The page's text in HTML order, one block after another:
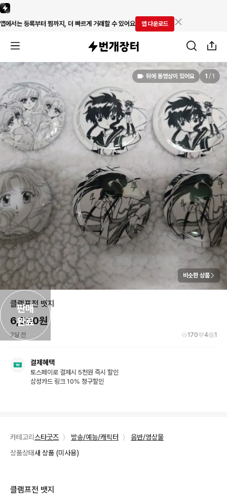
앱에서는 등록부터 찜까지, 더 빠르게 거래할 수 있어요 앱 다운로드
판매
완료
뒤에 동영상이 있어요 1 / 1
비슷한 상품
클램프전 뱃지
6,500원
2달 전 170 4 1
결제혜택
토스페이로 결제시 5천원 즉시 할인
삼성카드 링크 10% 청구할인
카테고리 스타굿즈 〉 방송/예능/캐릭터 〉
음반/영상물
상품상태새 상품 (미사용)
클램프전 뱃지